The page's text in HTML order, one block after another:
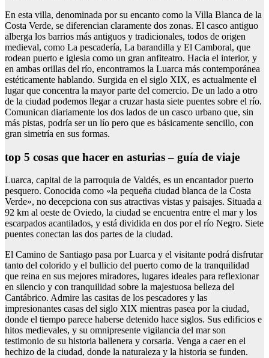
En esta villa, denominada por su encanto como la Villa Blanca de la
Costa Verde, se diferencian claramente dos zonas. El casco antiguo
alberga los barrios más antiguos y tradicionales, todos de origen
medieval, como La pescadería, La barandilla y El Camboral, que
rodean puerto e iglesia como un gran anfiteatro. Hacia el interior, y
en ambas orillas del río, encontramos la Luarca más contemporánea
estéticamente hablando. Surgida en el siglo XIX, es actualmente el
lugar que concentra la mayor parte del comercio. De un lado a otro
de la ciudad podemos llegar a cruzar hasta siete puentes sobre el río.
Comunican diariamente los dos lados de un casco urbano que, sin
más pistas, podría ser un lío pero que es básicamente sencillo, con
gran simetría en sus formas.
top 5 cosas que hacer en asturias – guía de viaje
Luarca, capital de la parroquia de Valdés, es un encantador puerto
pesquero. Conocida como «la pequeña ciudad blanca de la Costa
Verde», no decepciona con sus atractivas vistas y paisajes. Situada a
92 km al oeste de Oviedo, la ciudad se encuentra entre el mar y los
escarpados acantilados, y está dividida en dos por el río Negro. Siete
puentes conectan las dos partes de la ciudad.
El Camino de Santiago pasa por Luarca y el visitante podrá disfrutar
tanto del colorido y el bullicio del puerto como de la tranquilidad
que reina en sus mejores miradores, lugares ideales para reflexionar
en silencio y con tranquilidad sobre la majestuosa belleza del
Cantábrico. Admire las casitas de los pescadores y las
impresionantes casas del siglo XIX mientras pasea por la ciudad,
donde el tiempo parece haberse detenido hace siglos. Sus edificios e
hitos medievales, y su omnipresente vigilancia del mar son
testimonio de su historia ballenera y corsaria. Venga a caer en el
hechizo de la ciudad, donde la naturaleza y la historia se funden.